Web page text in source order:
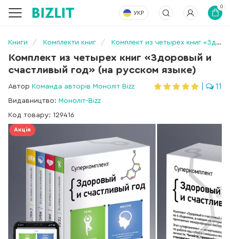
УКР
0
Книги Комплекти книг Комплект из четырех книг «Здоровый и счастливый год» (на русском языке)
Комплект из четырех книг «Здоровый и
счастливый год» (на русском языке)
Автор Команда авторів Моноліт Bizz
Видавництво: Моноліт-Bizz
Код товару: 129416
11
Акція